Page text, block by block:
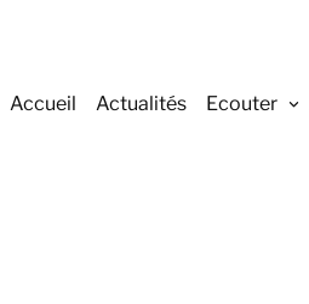
Accueil Actualités Ecouter